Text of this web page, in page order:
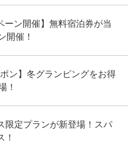
ーン開催】無料宿泊券が当
開催！
ポン】冬グランピングをお得
！
限定プランが新登場！スパ
！